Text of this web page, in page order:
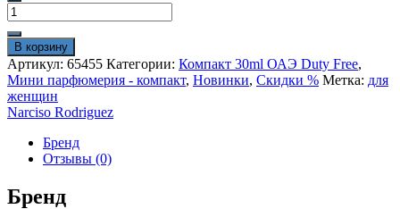
Количество
товара
Мини
парфюм
30ml
Narciso
Poudree
duty
В корзину
Артикул: 65455 Категории: Компакт 30ml ОАЭ Duty Free,
Мини парфюмерия - компакт, Новинки, Скидки % Метка: для
женщин
Narciso Rodriguez
Бренд
Отзывы (0)
Бренд